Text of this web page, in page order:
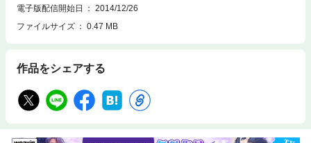
電子版配信開始日
2014/12/26
ファイルサイズ
0.47 MB
作品をシェアする